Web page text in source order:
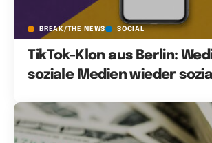
BREAK/THE NEWS SOCIAL
TikTok-Klon aus Berlin:
soziale Medien wieder